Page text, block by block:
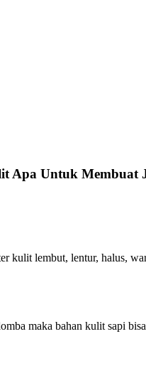
Apa Untuk Membuat
kulit lembut, lentur, halus,
maka bahan kulit sapi